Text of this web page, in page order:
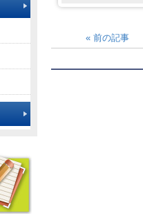
« 前の記事